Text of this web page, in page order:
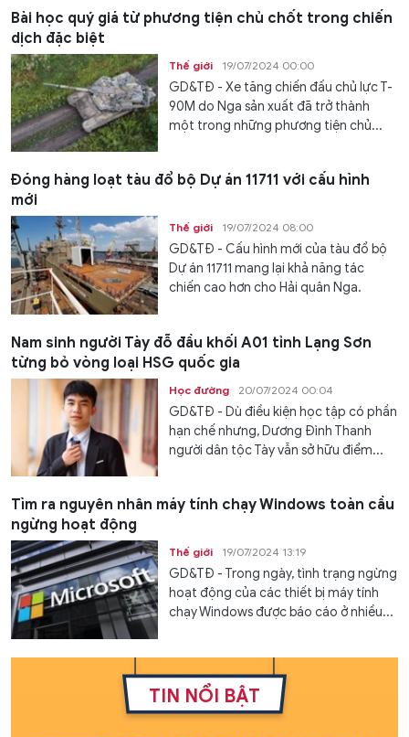
Bài học quý giá từ phương tiện chủ chốt trong chiến
dịch đặc biệt
Thế giới 19/07/2024 00:00
GD&TĐ - Xe tăng chiến đấu chủ lực T-
90M do Nga sản xuất đã trở thành
một trong những phương tiện chủ...
Đóng hàng loạt tàu đổ bộ Dự án 11711 với cấu hình
mới
Thế giới 19/07/2024 08:00
GD&TĐ - Cấu hình mới của tàu đổ bộ
Dự án 11711 mang lại khả năng tác
chiến cao hơn cho Hải quân Nga.
Nam sinh người Tày đỗ đầu khối A01 tỉnh Lạng Sơn
từng bỏ vòng loại HSG quốc gia
Học đường 20/07/2024 00:04
GD&TĐ - Dù điều kiện học tập có phần
hạn chế nhưng, Dương Đình Thanh
người dân tộc Tày vẫn sở hữu điểm...
Tìm ra nguyên nhân máy tính chạy Windows toàn cầu
ngừng hoạt động
Thế giới 19/07/2024 13:19
GD&TĐ - Trong ngày, tình trạng ngừng
hoạt động của các thiết bị máy tính
chạy Windows được báo cáo ở nhiều...
TIN NỔI BẬT